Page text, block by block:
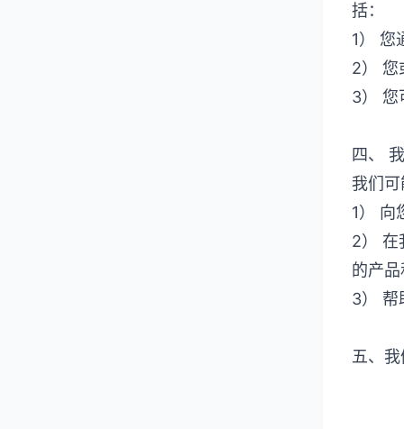
括：
1） 您
2） 您
3） 您
四、
我们
1） 向
2） 在
的产
3） 帮
五、